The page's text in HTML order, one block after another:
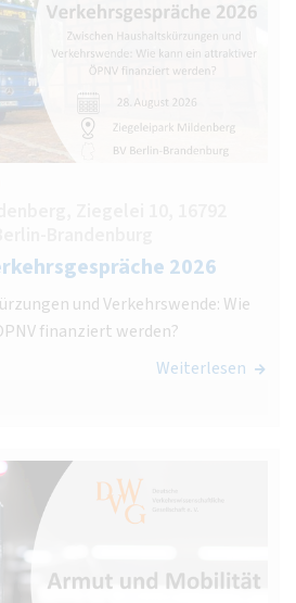
2026
und Verkehrswende: Wie
finanziert werden?
Weiterlesen